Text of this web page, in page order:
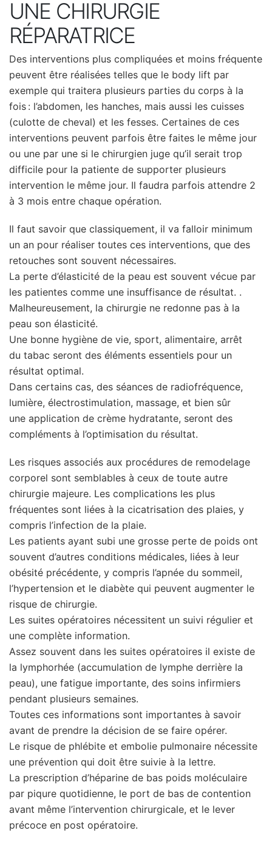
UNE CHIRURGIE
RÉPARATRICE
Des interventions plus compliquées et moins fréquente
peuvent être réalisées telles que le body lift par
exemple qui traitera plusieurs parties du corps à la
fois : l’abdomen, les hanches, mais aussi les cuisses
(culotte de cheval) et les fesses. Certaines de ces
interventions peuvent parfois être faites le même jour
ou une par une si le chirurgien juge qu’il serait trop
difficile pour la patiente de supporter plusieurs
intervention le même jour. Il faudra parfois attendre 2
à 3 mois entre chaque opération.
Il faut savoir que classiquement, il va falloir minimum
un an pour réaliser toutes ces interventions, que des
retouches sont souvent nécessaires.
La perte d’élasticité de la peau est souvent vécue par
les patientes comme une insuffisance de résultat. .
Malheureusement, la chirurgie ne redonne pas à la
peau son élasticité.
Une bonne hygiène de vie, sport, alimentaire, arrêt
du tabac seront des éléments essentiels pour un
résultat optimal.
Dans certains cas, des séances de radiofréquence,
lumière, électrostimulation, massage, et bien sûr
une application de crème hydratante, seront des
compléments à l’optimisation du résultat.
Les risques associés aux procédures de remodelage
corporel sont semblables à ceux de toute autre
chirurgie majeure. Les complications les plus
fréquentes sont liées à la cicatrisation des plaies, y
compris l’infection de la plaie.
Les patients ayant subi une grosse perte de poids ont
souvent d’autres conditions médicales, liées à leur
obésité précédente, y compris l’apnée du sommeil,
l’hypertension et le diabète qui peuvent augmenter le
risque de chirurgie.
Les suites opératoires nécessitent un suivi régulier et
une complète information.
Assez souvent dans les suites opératoires il existe de
la lymphorhée (accumulation de lymphe derrière la
peau), une fatigue importante, des soins infirmiers
pendant plusieurs semaines.
Toutes ces informations sont importantes à savoir
avant de prendre la décision de se faire opérer.
Le risque de phlébite et embolie pulmonaire nécessite
une prévention qui doit être suivie à la lettre.
La prescription d’héparine de bas poids moléculaire
par piqure quotidienne, le port de bas de contention
avant même l’intervention chirurgicale, et le lever
précoce en post opératoire.